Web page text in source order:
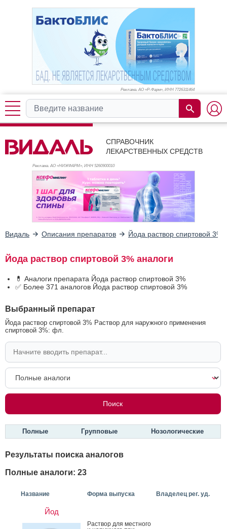
Реклама. АО «Р-Фарм», ИНН 7726311464
СПРАВОЧНИК
ЛЕКАРСТВЕННЫХ СРЕДСТВ
Реклама. АО «НИЖФАРМ», ИНН 5260900010
Видаль Описания препаратов Йода раствор спиртовой 3%
Йода раствор спиртовой 3% аналоги
💊 Аналоги препарата Йода раствор спиртовой 3%
✅ Более 371 аналогов Йода раствор спиртовой 3%
Выбранный препарат
Йода раствор спиртовой 3% Раствор для наружного применения
спиртовой 3%: фл.
Полные Групповые Нозологические
Результаты поиска аналогов
Полные аналоги: 23
Название Форма выпуска Владелец рег. уд.
Йод
Рас­твор для мес­тно­го